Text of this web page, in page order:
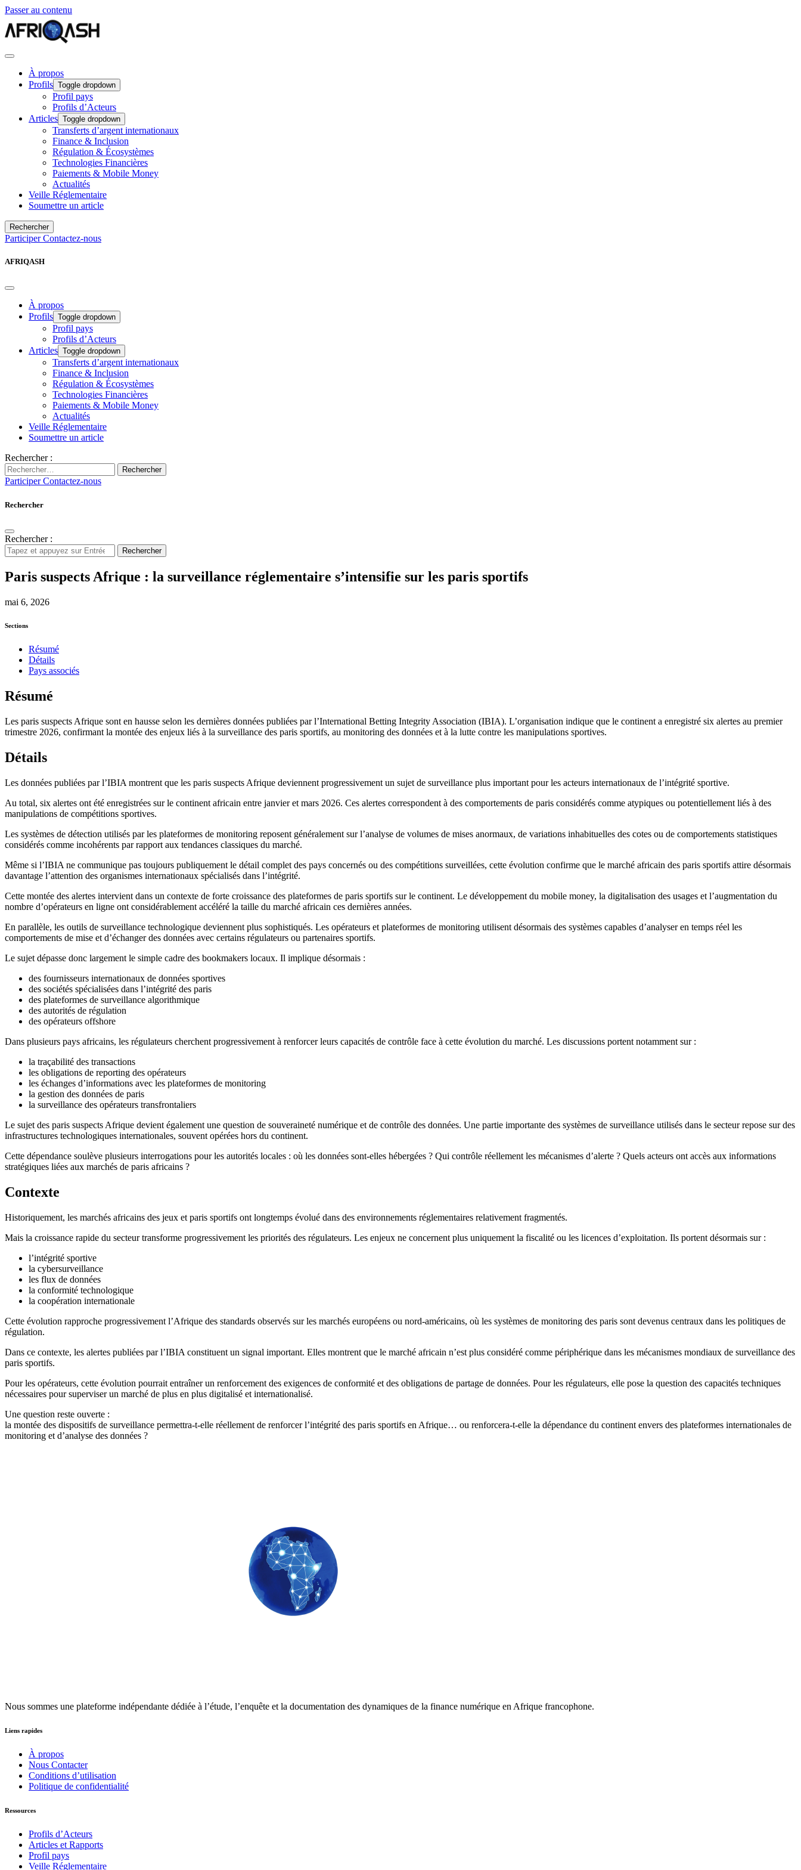
Passer au contenu
À propos
Profils Toggle dropdown
Profil pays
Profils d’Acteurs
Articles Toggle dropdown
Transferts d’argent internationaux
Finance & Inclusion
Régulation & Écosystèmes
Technologies Financières
Paiements & Mobile Money
Actualités
Veille Réglementaire
Soumettre un article
Rechercher
ParticiperContactez-nous
AFRIQASH
À propos
Profils Toggle dropdown
Profil pays
Profils d’Acteurs
Articles Toggle dropdown
Transferts d’argent internationaux
Finance & Inclusion
Régulation & Écosystèmes
Technologies Financières
Paiements & Mobile Money
Actualités
Veille Réglementaire
Soumettre un article
Rechercher :
Rechercher
ParticiperContactez-nous
Rechercher
Rechercher :
Rechercher
Paris suspects Afrique : la surveillance réglementaire s’intensifie sur les paris sportifs
mai 6, 2026
Sections
Résumé
Détails
Pays associés
Résumé
Les paris suspects Afrique sont en hausse selon les dernières données publiées par l’International Betting Integrity Association (IBIA). L’organisation indique que le continent a enregistré six alertes au premier
trimestre 2026, confirmant la montée des enjeux liés à la surveillance des paris sportifs, au monitoring des données et à la lutte contre les manipulations sportives.
Détails
Les données publiées par l’IBIA montrent que les paris suspects Afrique deviennent progressivement un sujet de surveillance plus important pour les acteurs internationaux de l’intégrité sportive.
Au total, six alertes ont été enregistrées sur le continent africain entre janvier et mars 2026. Ces alertes correspondent à des comportements de paris considérés comme atypiques ou potentiellement liés à des
manipulations de compétitions sportives.
Les systèmes de détection utilisés par les plateformes de monitoring reposent généralement sur l’analyse de volumes de mises anormaux, de variations inhabituelles des cotes ou de comportements statistiques
considérés comme incohérents par rapport aux tendances classiques du marché.
Même si l’IBIA ne communique pas toujours publiquement le détail complet des pays concernés ou des compétitions surveillées, cette évolution confirme que le marché africain des paris sportifs attire désormais
davantage l’attention des organismes internationaux spécialisés dans l’intégrité.
Cette montée des alertes intervient dans un contexte de forte croissance des plateformes de paris sportifs sur le continent. Le développement du mobile money, la digitalisation des usages et l’augmentation du
nombre d’opérateurs en ligne ont considérablement accéléré la taille du marché africain ces dernières années.
En parallèle, les outils de surveillance technologique deviennent plus sophistiqués. Les opérateurs et plateformes de monitoring utilisent désormais des systèmes capables d’analyser en temps réel les
comportements de mise et d’échanger des données avec certains régulateurs ou partenaires sportifs.
Le sujet dépasse donc largement le simple cadre des bookmakers locaux. Il implique désormais :
des fournisseurs internationaux de données sportives
des sociétés spécialisées dans l’intégrité des paris
des plateformes de surveillance algorithmique
des autorités de régulation
des opérateurs offshore
Dans plusieurs pays africains, les régulateurs cherchent progressivement à renforcer leurs capacités de contrôle face à cette évolution du marché. Les discussions portent notamment sur :
la traçabilité des transactions
les obligations de reporting des opérateurs
les échanges d’informations avec les plateformes de monitoring
la gestion des données de paris
la surveillance des opérateurs transfrontaliers
Le sujet des paris suspects Afrique devient également une question de souveraineté numérique et de contrôle des données. Une partie importante des systèmes de surveillance utilisés dans le secteur repose sur des
infrastructures technologiques internationales, souvent opérées hors du continent.
Cette dépendance soulève plusieurs interrogations pour les autorités locales : où les données sont-elles hébergées ? Qui contrôle réellement les mécanismes d’alerte ? Quels acteurs ont accès aux informations
stratégiques liées aux marchés de paris africains ?
Contexte
Historiquement, les marchés africains des jeux et paris sportifs ont longtemps évolué dans des environnements réglementaires relativement fragmentés.
Mais la croissance rapide du secteur transforme progressivement les priorités des régulateurs. Les enjeux ne concernent plus uniquement la fiscalité ou les licences d’exploitation. Ils portent désormais sur :
l’intégrité sportive
la cybersurveillance
les flux de données
la conformité technologique
la coopération internationale
Cette évolution rapproche progressivement l’Afrique des standards observés sur les marchés européens ou nord-américains, où les systèmes de monitoring des paris sont devenus centraux dans les politiques de
régulation.
Dans ce contexte, les alertes publiées par l’IBIA constituent un signal important. Elles montrent que le marché africain n’est plus considéré comme périphérique dans les mécanismes mondiaux de surveillance des
paris sportifs.
Pour les opérateurs, cette évolution pourrait entraîner un renforcement des exigences de conformité et des obligations de partage de données. Pour les régulateurs, elle pose la question des capacités techniques
nécessaires pour superviser un marché de plus en plus digitalisé et internationalisé.
Une question reste ouverte :
la montée des dispositifs de surveillance permettra-t-elle réellement de renforcer l’intégrité des paris sportifs en Afrique… ou renforcera-t-elle la dépendance du continent envers des plateformes internationales de
monitoring et d’analyse des données ?
Nous sommes une plateforme indépendante dédiée à l’étude, l’enquête et la documentation des dynamiques de la finance numérique en Afrique francophone.
Liens rapides
À propos
Nous Contacter
Conditions d’utilisation
Politique de confidentialité
Ressources
Profils d’Acteurs
Articles et Rapports
Profil pays
Veille Réglementaire